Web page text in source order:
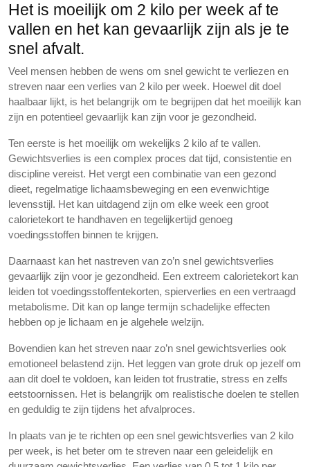
Het is moeilijk om 2 kilo per week af te
vallen en het kan gevaarlijk zijn als je te
snel afvalt.
Veel mensen hebben de wens om snel gewicht te verliezen en
streven naar een verlies van 2 kilo per week. Hoewel dit doel
haalbaar lijkt, is het belangrijk om te begrijpen dat het moeilijk kan
zijn en potentieel gevaarlijk kan zijn voor je gezondheid.
Ten eerste is het moeilijk om wekelijks 2 kilo af te vallen.
Gewichtsverlies is een complex proces dat tijd, consistentie en
discipline vereist. Het vergt een combinatie van een gezond
dieet, regelmatige lichaamsbeweging en een evenwichtige
levensstijl. Het kan uitdagend zijn om elke week een groot
calorietekort te handhaven en tegelijkertijd genoeg
voedingsstoffen binnen te krijgen.
Daarnaast kan het nastreven van zo’n snel gewichtsverlies
gevaarlijk zijn voor je gezondheid. Een extreem calorietekort kan
leiden tot voedingsstoffentekorten, spierverlies en een vertraagd
metabolisme. Dit kan op lange termijn schadelijke effecten
hebben op je lichaam en je algehele welzijn.
Bovendien kan het streven naar zo’n snel gewichtsverlies ook
emotioneel belastend zijn. Het leggen van grote druk op jezelf om
aan dit doel te voldoen, kan leiden tot frustratie, stress en zelfs
eetstoornissen. Het is belangrijk om realistische doelen te stellen
en geduldig te zijn tijdens het afvalproces.
In plaats van je te richten op een snel gewichtsverlies van 2 kilo
per week, is het beter om te streven naar een geleidelijk en